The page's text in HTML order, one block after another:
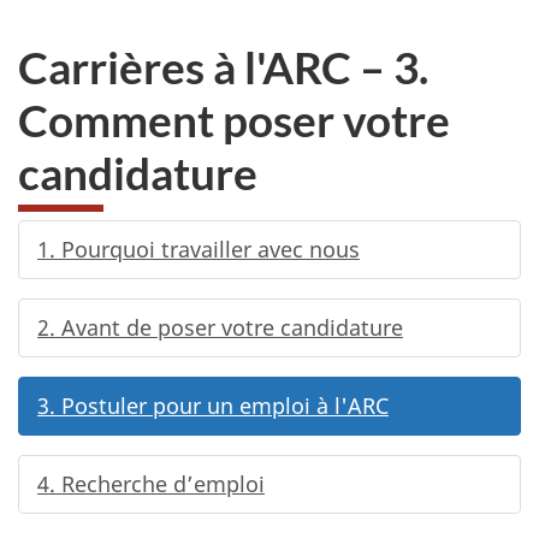
Carrières à l'ARC – 3.
Comment poser votre
candidature
1. Pourquoi travailler avec nous
2. Avant de poser votre candidature
3. Postuler pour un emploi à l'ARC
4. Recherche d’emploi